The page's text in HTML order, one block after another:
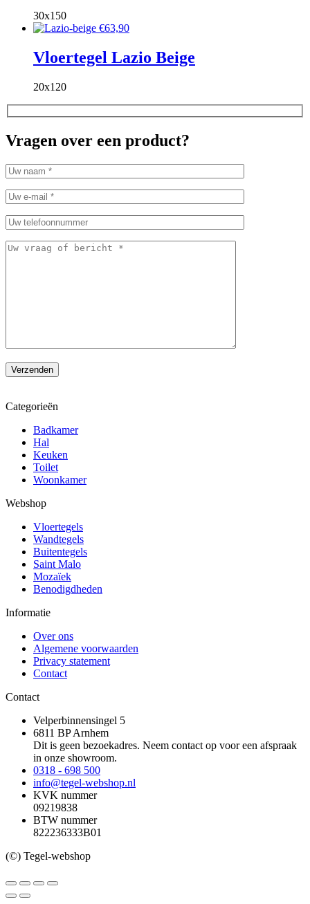
30x150
€63,90
Vloertegel Lazio Beige
20x120
Vragen over een product?
Categorieën
Badkamer
Hal
Keuken
Toilet
Woonkamer
Webshop
Vloertegels
Wandtegels
Buitentegels
Saint Malo
Mozaïek
Benodigdheden
Informatie
Over ons
Algemene voorwaarden
Privacy statement
Contact
Contact
Velperbinnensingel 5
6811 BP Arnhem
Dit is geen bezoekadres. Neem contact op voor een afspraak
in onze showroom.
0318 - 698 500
info@tegel-webshop.nl
KVK nummer
09219838
BTW nummer
822236333B01
(©) Tegel-webshop